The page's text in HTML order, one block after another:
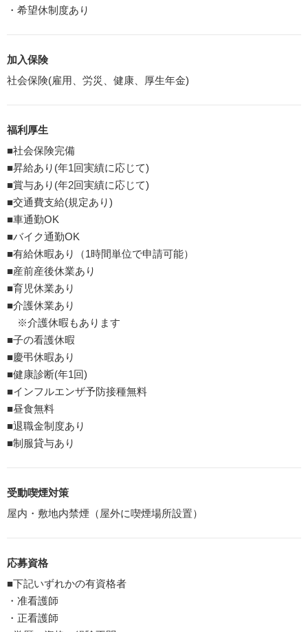
・希望休制度あり
加入保険
社会保険(雇用、労災、健康、厚生年金)
福利厚生
■社会保険完備
■昇給あり(年1回実績に応じて)
■賞与あり(年2回実績に応じて)
■交通費支給(規定あり)
■車通勤OK
■バイク通勤OK
■有給休暇あり（1時間単位で申請可能）
■産前産後休業あり
■育児休業あり
■介護休業あり
※介護休暇もあります
■子の看護休暇
■慶弔休暇あり
■健康診断(年1回)
■インフルエンザ予防接種無料
■昼食無料
■退職金制度あり
■制服貸与あり
受動喫煙対策
屋内・敷地内禁煙（屋外に喫煙場所設置）
応募資格
■下記いずれかの有資格者
・准看護師
・正看護師